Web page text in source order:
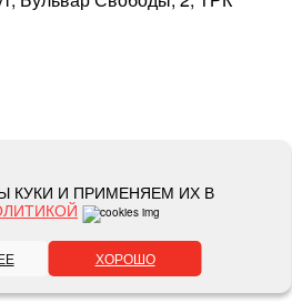
как сетевое
свидетельство о
77-71864, учредитель: ООО
Ермошин С.Н.,
редакции:editor@metro-set.ru
(3466) 67-89-11
КУКИ И ПРИМЕНЯЕМ ИХ В
ХОРОШО